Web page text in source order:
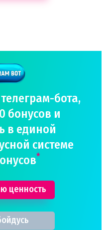
бота,
бонусов и
в единой
системе
*
ценность